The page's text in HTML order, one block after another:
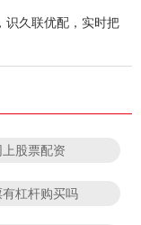
识久联优配，实时把
上股票配资
有杠杆购买吗